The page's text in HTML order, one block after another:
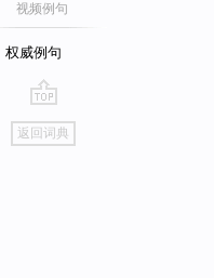
视频例句
权威例句
go
top
返回词典